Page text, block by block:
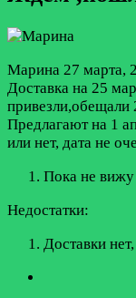
Марина 27 марта,
Доставка на 25
привезли,обещали
Предлагают на 1
или нет, дата не
Пока не вижу
Недостатки:
Доставки